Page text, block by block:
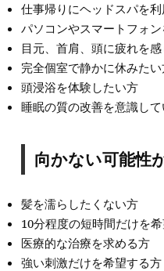
仕事帰りにヘッドスパを
パソコンやスマートフォ
目元、首肩、頭に疲れを
完全個室で静かに休みた
頭浸浴を体験したい方
睡眠の質の改善を意識し
向かない可能性
髪を濡らしたくない方
10分程度の短時間だけを
医療的な治療を求める方
強い刺激だけを希望する方